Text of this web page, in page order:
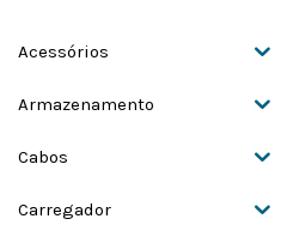
Acessórios
Armazenamento
Cabos
Carregador